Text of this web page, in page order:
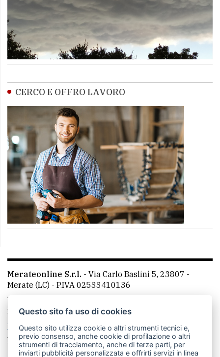
CERCO E OFFRO LAVORO
Merateonline S.r.l. - Via Carlo Baslini 5, 23807 -
Merate (LC) - P.IVA 02533410136
Telefono:
mail: redazione@merateonline.it
La redazione
CasateOnline LeccoOnline
RSS
Made by VIP
Questo sito fa uso di cookies
Questo sito utilizza cookie o altri strumenti tecnici e,
previo consenso, anche cookie di profilazione o altri
strumenti di tracciamento, anche di terze parti, per
inviarti pubblicità personalizzata e offrirti servizi in linea